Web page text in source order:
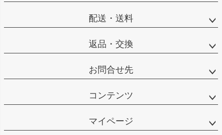
配送・送料
返品・交換
お問合せ先
コンテンツ
マイページ